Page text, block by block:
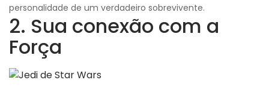
personalidade de um verdadeiro sobrevivente.
2. Sua conexão com a
Força